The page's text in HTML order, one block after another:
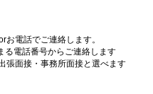
電話でご連絡します。
電話番号からご連絡します
張面接・事務所面接と選べます